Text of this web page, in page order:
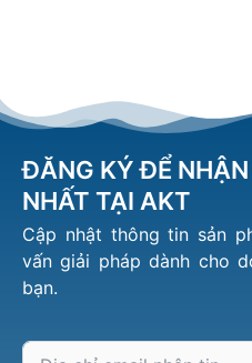
ĐĂNG KÝ ĐỂ
NHẤT TẠI AKT
Cập nhật thông tin sản
vấn giải pháp dành cho
bạn.